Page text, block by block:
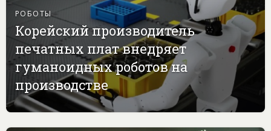
РОБОТЫ
Корейский производитель
печатных плат внедряет
гуманоидных роботов на
производстве